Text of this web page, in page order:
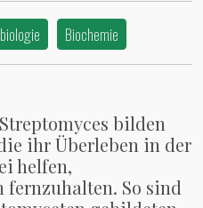
Biochemie
bilden
ihr Überleben in der
helfen,
So sind